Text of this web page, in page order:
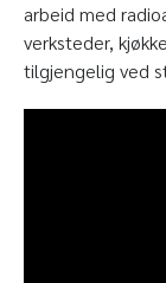
arbeid med
verksteder,
tilgjengelig ved